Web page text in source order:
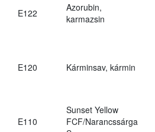
E122
Azorubin,
karmazsin
E120 Kárminsav, kármin
E110
Sunset Yellow
FCF/Narancssárga